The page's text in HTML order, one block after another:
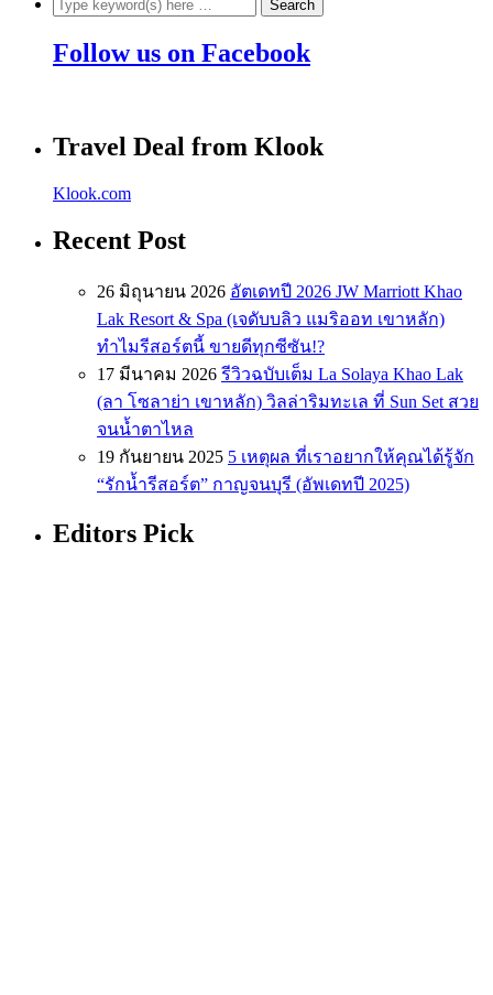
Follow us on Facebook
Travel Deal from Klook
Klook.com
Recent Post
26 มิถุนายน 2026 อัตเดทปี 2026 JW Marriott Khao
Lak Resort & Spa (เจดับบลิว แมริออท เขาหลัก)
ทำไมรีสอร์ตนี้ ขายดีทุกซีซัน!?
17 มีนาคม 2026 รีวิวฉบับเต็ม La Solaya Khao Lak
(ลา โซลาย่า เขาหลัก) วิลล่าริมทะเล ที่ Sun Set สวย
จนน้ำตาไหล
19 กันยายน 2025 5 เหตุผล ที่เราอยากให้คุณได้รู้จัก
“รักน้ำรีสอร์ต” กาญจนบุรี (อัพเดทปี 2025)
Editors Pick